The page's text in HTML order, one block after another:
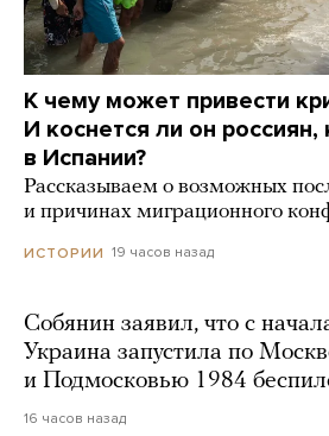
К чему может привести
И коснется ли он
в Испании?
Рассказываем о возможных
и причинах миграционного
ИСТОРИИ 19 часов назад
Собянин заявил, что с
Украина запустила по
и Подмосковью 1984
16 часов назад